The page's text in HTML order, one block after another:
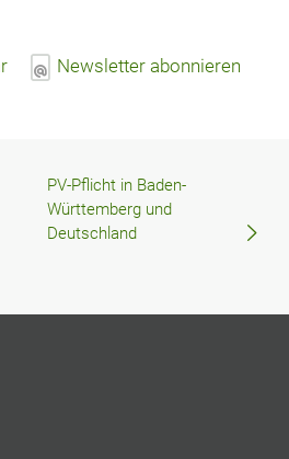
Newsletter abonnieren
PV-Pflicht in Baden-
Württemberg und
Deutschland